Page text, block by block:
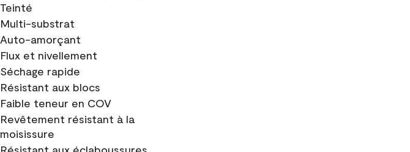
Teinté
Multi-substrat
Auto-amorçant
Flux et nivellement
Séchage rapide
Résistant aux blocs
Faible teneur en COV
Revêtement résistant à la
moisissure